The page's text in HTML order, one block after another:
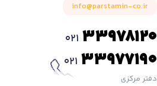
info@parstamin-co.ir
021 33978120
021 33977190
دفتر مرکزی